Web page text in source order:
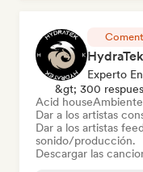
HydraTek
Experto
&gt; 300
Acid houseAmbiente
Dar a los artistas
Dar a los artistas
sonido/producción.
Descargar las